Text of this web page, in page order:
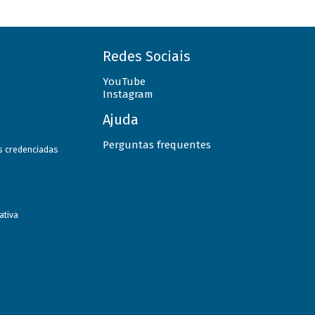
credenciadas
Redes Sociais
YouTube
Instagram
Ajuda
Perguntas frequentes